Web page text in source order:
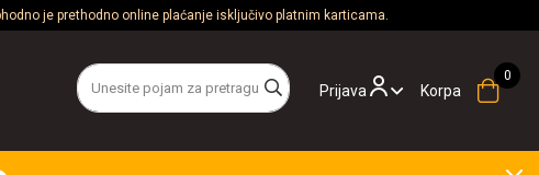
je prethodno online plaćanje isključivo platnim karticama.
Prijava Korpa